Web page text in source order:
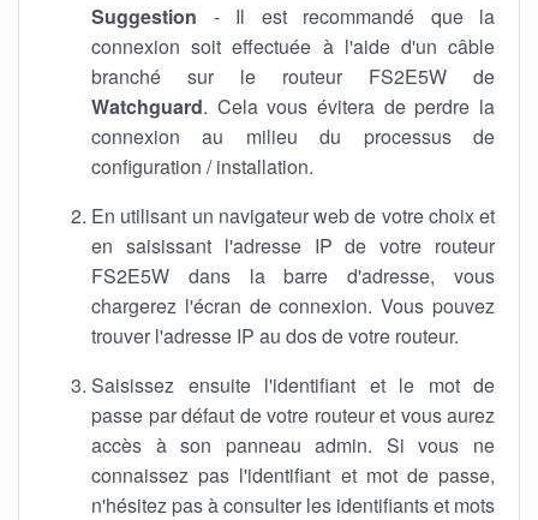
Suggestion - Il est recommandé que la
connexion soit effectuée à l'aide d'un câble
branché sur le routeur FS2E5W de
Watchguard. Cela vous évitera de perdre la
connexion au milieu du processus de
configuration / installation.
En utilisant un navigateur web de votre choix et
en saisissant l'adresse IP de votre routeur
FS2E5W dans la barre d'adresse, vous
chargerez l'écran de connexion. Vous pouvez
trouver l'adresse IP au dos de votre routeur.
Saisissez ensuite l'identifiant et le mot de
passe par défaut de votre routeur et vous aurez
accès à son panneau admin. Si vous ne
connaissez pas l'identifiant et mot de passe,
n'hésitez pas à consulter les identifiants et mots